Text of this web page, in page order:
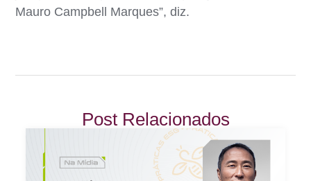
Mauro Campbell Marques”, diz.
Post Relacionados